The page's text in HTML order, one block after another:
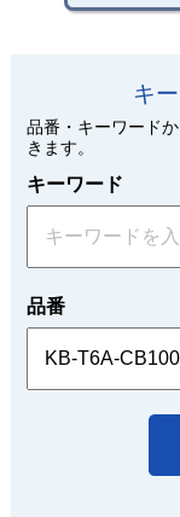
キ
品番・キーワード
きます。
キーワード
品番